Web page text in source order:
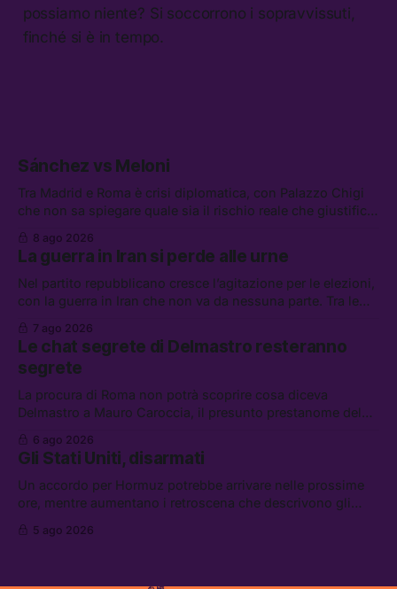
possiamo niente? Si soccorrono i sopravvissuti,
finché si è in tempo.
Sánchez vs Meloni
Tra Madrid e Roma è crisi diplomatica, con Palazzo Chigi
che non sa spiegare quale sia il rischio reale che giustifica
di difesa tra Arabia Saudita, Pakistan e Turchia, la crisi del
carburante irregolare, e un altro caso di IA ribelle
8 ago 2026
La guerra in Iran si perde alle urne
Nel partito repubblicano cresce l’agitazione per le elezioni,
con la guerra in Iran che non va da nessuna parte. Tra le
lavoro, Schlein prova a mettere in sicurezza la coalizione, e
che cos’è lo “Spiralismo,” la religione degli agenti IA
7 ago 2026
Le chat segrete di Delmastro resteranno
segrete
La procura di Roma non potrà scoprire cosa diceva
Delmastro a Mauro Caroccia, il presunto prestanome del
attacchi in Libano, il governo chiederà 36 miliardi di
flessibilità in armi e energia, e Grokipedia è già stata
abbandonata
6 ago 2026
Gli Stati Uniti, disarmati
Un accordo per Hormuz potrebbe arrivare nelle prossime
ore, mentre aumentano i retroscena che descrivono gli
chi aspetta i dispersi di Ceuta, il boom dei carburanti
5 ago 2026